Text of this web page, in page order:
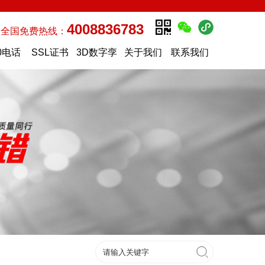
全国免费热线： 4008836783
话 SSL证书 3D数字孪 关于我们 联系我们